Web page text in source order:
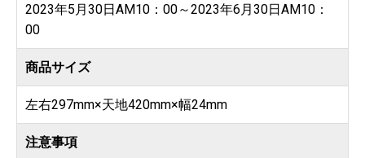
2023年5月30日AM10：00～2023年6月30日AM10：
00
商品サイズ
左右297mm×天地420mm×幅24mm
注意事項